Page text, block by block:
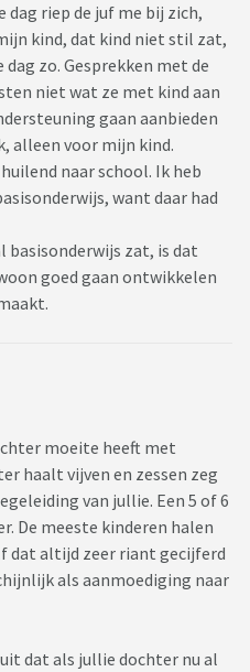
riep de juf me bij zich,
kind, dat kind niet stil zat,
zo. Gesprekken met de
niet wat ze met kind aan
gaan aanbieden
alleen voor mijn kind.
naar school. Ik heb
want daar had
basisonderwijs zat, is dat
goed gaan ontwikkelen
moeite heeft met
haalt vijven en zessen zeg
van jullie. Een 5 of 6
De meeste kinderen halen
dat altijd zeer riant gecijferd
als aanmoediging naar
dat als jullie dochter nu al